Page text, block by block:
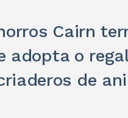
Cairn
o
de